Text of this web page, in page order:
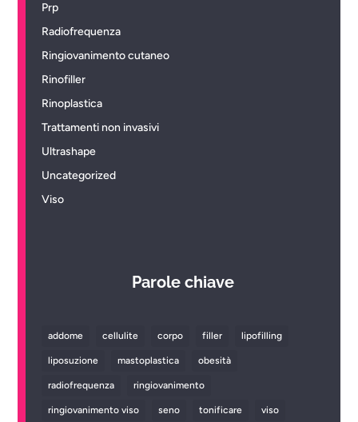
Prp
Radiofrequenza
Ringiovanimento cutaneo
Rinofiller
Rinoplastica
Trattamenti non invasivi
Ultrashape
Uncategorized
Viso
Parole chiave
addome cellulite corpo filler lipofilling
liposuzione mastoplastica obesità
radiofrequenza ringiovanimento
ringiovanimento viso seno tonificare viso